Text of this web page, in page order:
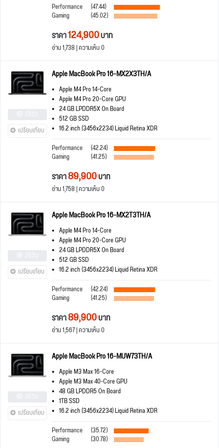
Performance
(47.44)
Gaming (45.02)
ราคา124,900บาท
อ่าน 1,738 | ความเห็น 0
เปรียบเทียบ
Apple MacBook Pro 16-MX2X3TH/A
Apple M4 Pro 14-Core
Apple M4 Pro 20-Core GPU
24 GB LPDDR5X On Board
512 GB SSD
16.2 inch (3456x2234) Liquid Retina XDR
Performance
(42.24)
Gaming (41.25)
ราคา89,900บาท
อ่าน 1,758 | ความเห็น 0
เปรียบเทียบ
Apple MacBook Pro 16-MX2T3TH/A
Apple M4 Pro 14-Core
Apple M4 Pro 20-Core GPU
24 GB LPDDR5X On Board
512 GB SSD
16.2 inch (3456x2234) Liquid Retina XDR
Performance
(42.24)
Gaming (41.25)
ราคา89,900บาท
อ่าน 1,567 | ความเห็น 0
เปรียบเทียบ
Apple MacBook Pro 16-MUW73TH/A
Apple M3 Max 16-Core
Apple M3 Max 40-Core GPU
48 GB LPDDR5 On Board
1TB SSD
16.2 inch (3456x2234) Liquid Retina XDR
Performance
(35.72)
Gaming (30.78)